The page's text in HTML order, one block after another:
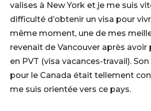
valises à New York et je me suis
difficulté d’obtenir un visa pour
même moment, une de mes
revenait de Vancouver après avoir
en PVT (visa vacances-travail).
pour le Canada était tellement
me suis orientée vers ce pays.